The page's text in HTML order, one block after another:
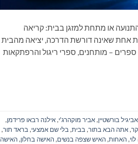
או מתחת למזגן בבית: קריאה
אחת שאינה דורשת הדרכה, יציאה מהבית
ונסיעה, התארגנות ממושכת ואפילו שיחה: קריאת ספרים. וההצעה הפעם: 25 ספרים – מותחנים, ספרי ריגול והרפתקאות
אביגיל בורשטיין,אביר מוקהרג'י,אילנה רבאו פרידמן,
,אתה הבא בתור, בבית, בלי שם אמצעי, בראד תור,
,האחות,האיש שצפה בנשים,האישה בחלון,האישה